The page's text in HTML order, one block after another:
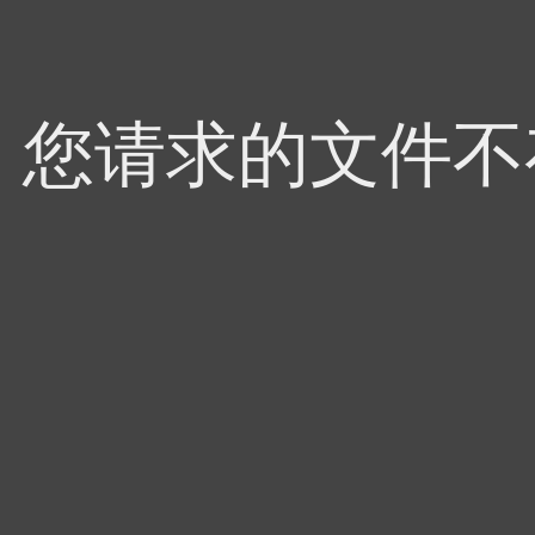
您请求的文件